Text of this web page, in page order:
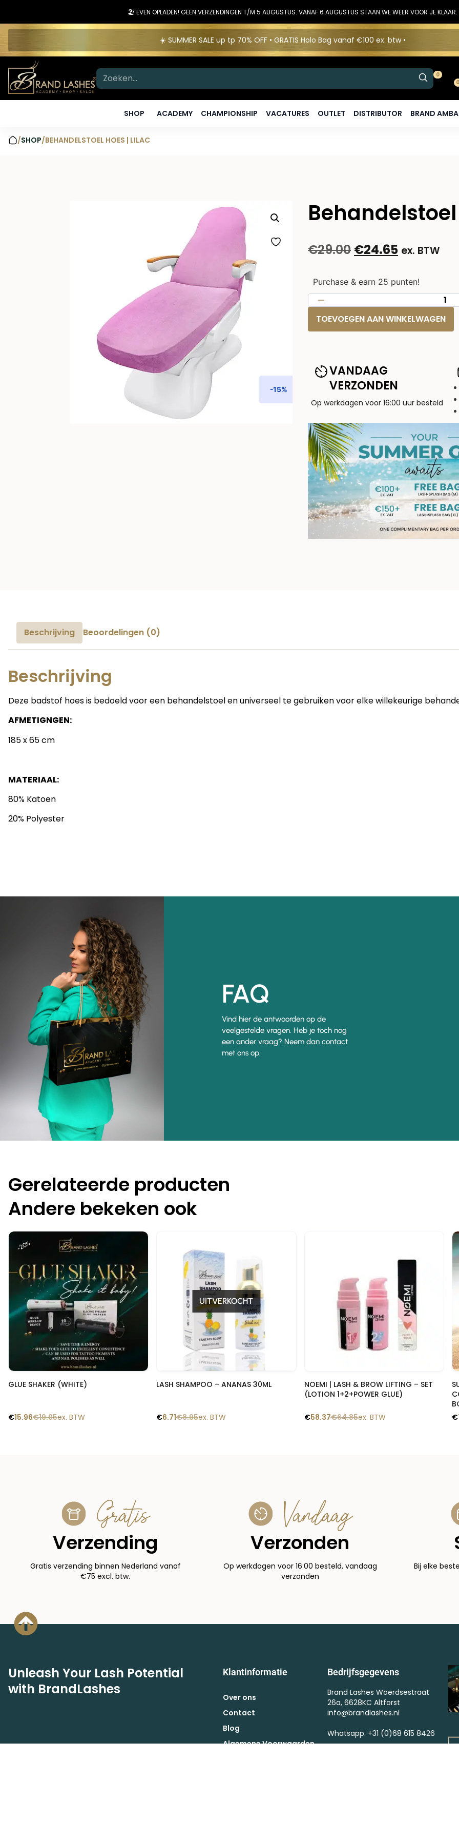
🏖️ EVEN OPLADEN! GEEN VERZENDINGEN T/M 5 AUGUSTUS. VANAF 6 AUGUSTUS STAAN WE WEER VOOR JE KLAAR.
☀️ SUMMER SALE up tp 70% OFF • GRATIS Holo Bag vanaf €100 ex. btw •
0
SHOP ACADEMY CHAMPIONSHIP VACATURES OUTLET DISTRIBUTOR BRAND
/SHOP/BEHANDELSTOEL HOES | LILAC
-15%
€29.00 €24.65 ex. BTW
Purchase & earn 25 punten!
TOEVOEGEN AAN WINKELWAGEN
VANDAAG
VERZONDEN
Op werkdagen voor 16:00 uur besteld
Beschrijving Beoordelingen (0)
Beschrijving
Deze badstof hoes is bedoeld voor een behandelstoel en universeel te gebruiken voor elke willekeurige
AFMETIGNGEN:
185 x 65 cm
MATERIAAL:
80% Katoen
20% Polyester
FAQ
Vind hier de antwoorden op de
veelgestelde vragen. Heb je toch nog
een ander vraag? Neem dan contact
met ons op.
Gerelateerde producten
Andere bekeken ook
-20%
Snelle blik
GLUE SHAKER (WHITE)
€19.95
€15.96 ex. BTW
UITVERKOCHT
Snelle blik
LASH SHAMPOO – ANANAS 30ML
€8.95
€6.71 ex. BTW
Snelle blik
NOEMI | LASH & BROW LIFTING – SET
(LOTION 1+2+POWER GLUE)
€64.85
€58.37 ex. BTW €
Gratis
Verzending
Gratis verzending binnen Nederland vanaf
€75 excl. btw.
Vandaag
Verzonden
Op werkdagen voor 16:00 besteld, vandaag
verzonden
Bij elke
Unleash Your Lash Potential
with BrandLashes
Klantinformatie
Over ons
Contact
Blog
Algemene Voorwaarden
Bedrijfsgegevens
Brand Lashes Woerdsestraat
26a, 6628KC Altforst
info@brandlashes.nl
Whatsapp: +31 (0)68 615 8426